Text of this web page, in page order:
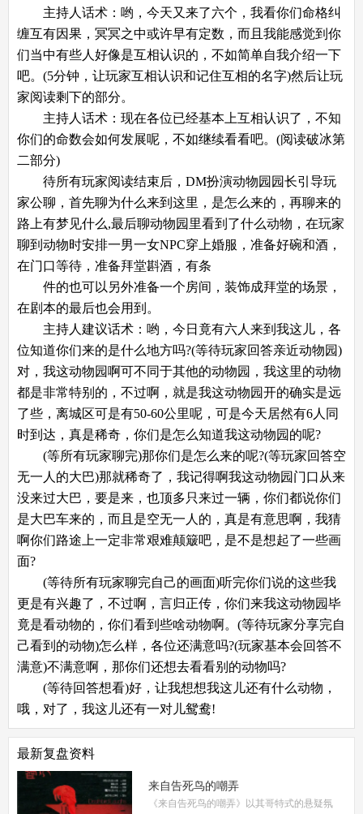
主持人话术：哟，今天又来了六个，我看你们命格纠
缠互有因果，冥冥之中或许早有定数，而且我能感觉到你
们当中有些人好像是互相认识的，不如简单自我介绍一下
吧。(5分钟，让玩家互相认识和记住互相的名字)然后让玩
家阅读剩下的部分。
主持人话术：现在各位已经基本上互相认识了，不知
你们的命数会如何发展呢，不如继续看看吧。(阅读破冰第
二部分)
待所有玩家阅读结束后，DM扮演动物园园长引导玩
家公聊，首先聊为什么来到这里，是怎么来的，再聊来的
路上有梦见什么,最后聊动物园里看到了什么动物，在玩家
聊到动物时安排一男一女NPC穿上婚服，准备好碗和酒，
在门口等待，准备拜堂斟酒，有条
件的也可以另外准备一个房间，装饰成拜堂的场景，
在剧本的最后也会用到。
主持人建议话术：哟，今日竟有六人来到我这儿，各
位知道你们来的是什么地方吗?(等待玩家回答亲近动物园)
对，我这动物园啊可不同于其他的动物园，我这里的动物
都是非常特别的，不过啊，就是我这动物园开的确实是远
了些，离城区可是有50-60公里呢，可是今天居然有6人同
时到达，真是稀奇，你们是怎么知道我这动物园的呢?
(等所有玩家聊完)那你们是怎么来的呢?(等玩家回答空
无一人的大巴)那就稀奇了，我记得啊我这动物园门口从来
没来过大巴，要是来，也顶多只来过一辆，你们都说你们
是大巴车来的，而且是空无一人的，真是有意思啊，我猜
啊你们路途上一定非常艰难颠簸吧，是不是想起了一些画
面?
(等待所有玩家聊完自己的画面)听完你们说的这些我
更是有兴趣了，不过啊，言归正传，你们来我这动物园毕
竟是看动物的，你们看到些啥动物啊。(等待玩家分享完自
己看到的动物)怎么样，各位还满意吗?(玩家基本会回答不
满意)不满意啊，那你们还想去看看别的动物吗?
(等待回答想看)好，让我想想我这儿还有什么动物，
哦，对了，我这儿还有一对儿鸳鸯!
最新复盘资料
来自告死鸟的嘲弄
《来自告死鸟的嘲弄》以其哥特式的悬疑氛